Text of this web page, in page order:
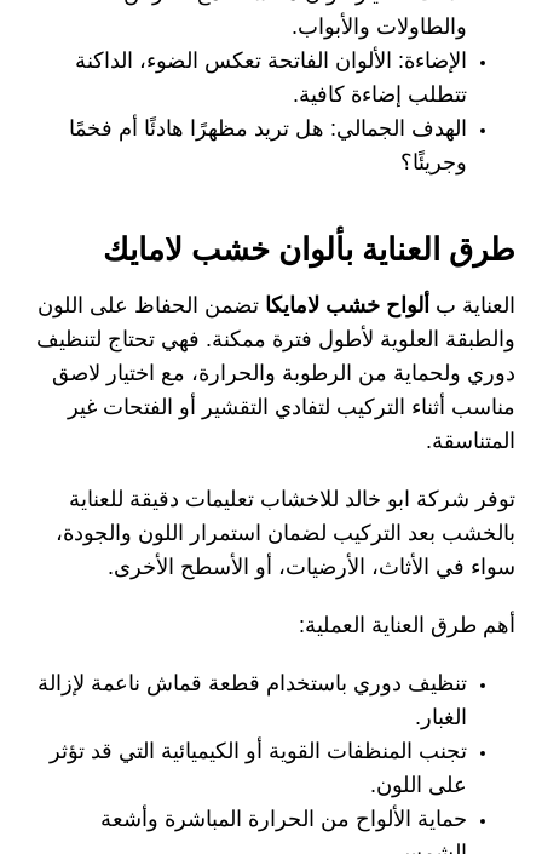
والطاولات والأبواب.
الإضاءة: الألوان الفاتحة تعكس الضوء، الداكنة
تتطلب إضاءة كافية.
الهدف الجمالي: هل تريد مظهرًا هادئًا أم فخمًا
وجريئًا؟
طرق العناية بألوان خشب لامايك
العناية ب ألواح خشب لامايكا تضمن الحفاظ على اللون
والطبقة العلوية لأطول فترة ممكنة. فهي تحتاج لتنظيف
دوري ولحماية من الرطوبة والحرارة، مع اختيار لاصق
مناسب أثناء التركيب لتفادي التقشير أو الفتحات غير
المتناسقة.
توفر شركة ابو خالد للاخشاب تعليمات دقيقة للعناية
بالخشب بعد التركيب لضمان استمرار اللون والجودة،
سواء في الأثاث، الأرضيات، أو الأسطح الأخرى.
أهم طرق العناية العملية:
تنظيف دوري باستخدام قطعة قماش ناعمة لإزالة
الغبار.
تجنب المنظفات القوية أو الكيميائية التي قد تؤثر
على اللون.
حماية الألواح من الحرارة المباشرة وأشعة